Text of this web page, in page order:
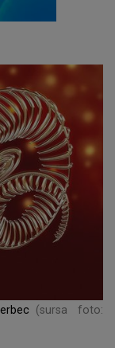
(sursa foto: